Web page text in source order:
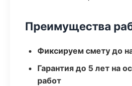
Преимущества
Фиксируем смету до
Гарантия до 5 лет на
работ